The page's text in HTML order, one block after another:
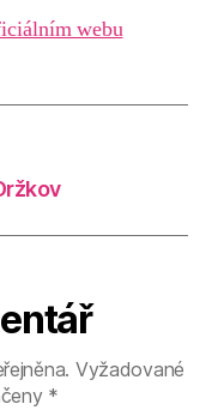
webu
Vyžadované
*